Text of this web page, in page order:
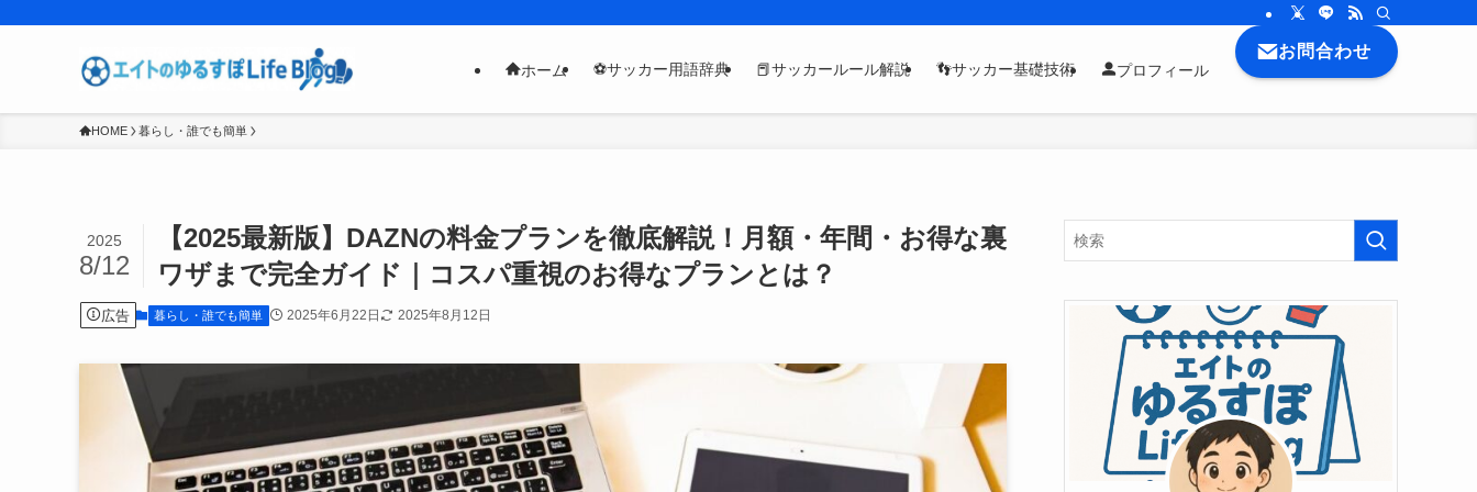
ホーム ⚽サッカー用語辞典 📕サッカールール解説 👣サッカー基礎技術 プロフィール
お問合わせ
HOME 暮らし・誰でも簡単
【2025最新版】DAZNの料金プランを徹底解説！月額・年間・お得な裏
ワザまで完全ガイド｜コスパ重視のお得なプランとは？
2025
8/12
広告 暮らし・誰でも簡単 2025年6月22日 2025年8月12日